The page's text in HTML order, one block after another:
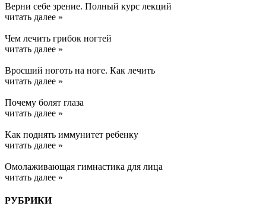
Верни себе зрение. Полный курс лекций
читать далее »
Чем лечить грибок ногтей
читать далее »
Вросший ноготь на ноге. Как лечить
читать далее »
Почему болят глаза
читать далее »
Kак поднять иммунитет ребенку
читать далее »
Омолаживающая гимнастика для лица
читать далее »
РУБРИКИ